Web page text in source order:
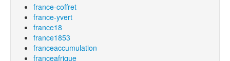
france-coffret
france-yvert
france18
france1853
franceaccumulation
franceafrique